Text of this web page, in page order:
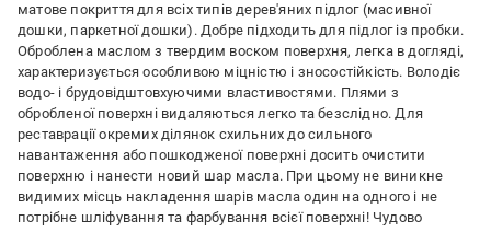
матове покриття для всіх типів дерев'яних підлог (масивної
дошки, паркетної дошки). Добре підходить для підлог із пробки.
Оброблена маслом з твердим воском поверхня, легка в догляді,
характеризується особливою міцністю і зносостійкість. Володіє
водо- і брудовідштовхуючими властивостями. Плями з
обробленої поверхні видаляються легко та безслідно. Для
реставрації окремих ділянок схильних до сильного
навантаження або пошкодженої поверхні досить очистити
поверхню і нанести новий шар масла. При цьому не виникне
видимих ​​місць накладення шарів масла один на одного і не
потрібне шліфування та фарбування всієї поверхні! Чудово